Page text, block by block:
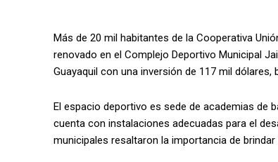
Más de 20 mil habitantes de la Cooperativa
renovado en el Complejo Deportivo Municipal
Guayaquil con una inversión de 117 mil
El espacio deportivo es sede de academias de
cuenta con instalaciones adecuadas para el
municipales resaltaron la importancia de